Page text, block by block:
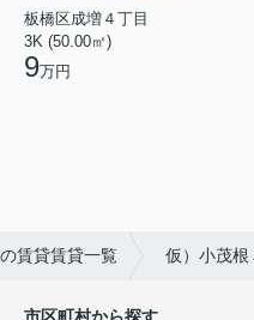
板橋区成増４丁目
3K (50.00㎡)
9万円
賃貸賃貸一覧 仮）小茂根